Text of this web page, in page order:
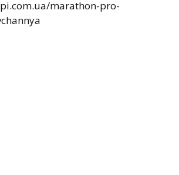
marathon-pro-